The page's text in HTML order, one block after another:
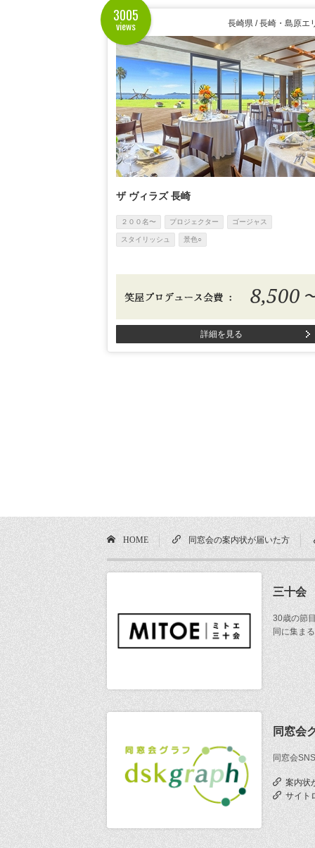
長崎県 / 長崎・島原エ
ザ ヴィラズ 長崎
２００名〜 プロジェクター ゴージャス
スタイリッシュ 景色○
8,500
3005
views
詳細を見る
HOME 同窓会の案内状が届いた方
三十会
30歳の節
同に集ま
同窓会
同窓会
案内状
サイト